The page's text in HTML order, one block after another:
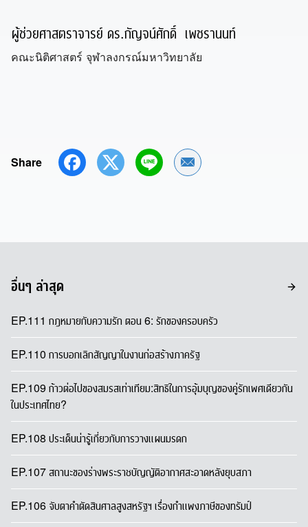
ผู้ช่วยศาสตราจารย์ ดร.กัญจน์ศักดิ์ เพชรานนท์
คณะนิติศาสตร์ จุฬาลงกรณ์มหาวิทยาลัย
Share Share by Email
อื่นๆ ล่าสุด
EP.111 กฎหมายกับความรัก ตอน 6: รักของครอบครัว
EP.110 การบอกเลิกสัญญาในงานก่อสร้างภาครัฐ
EP.109 ก้าวต่อไปของสมรสเท่าเทียม:สิทธิในการอุ้มบุญของคู่รักเพศเดียวกัน
ในประเทศไทย?
EP.108 ประเด็นน่ารู้เกี่ยวกับการวางแผนมรดก
EP.107 สถานะของร่างพระราชบัญญัติอากาศสะอาดหลังยุบสภา
EP.106 จับตาคำตัดสินศาลสูงสหรัฐฯ เรื่องกำแพงภาษีของทรัมป์